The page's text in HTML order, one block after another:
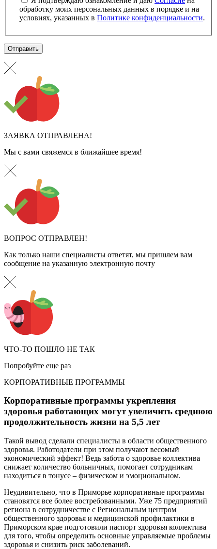
обработку моих персональных данных в порядке и на
условиях, указанных в Политике конфиденциальности.
ЗАЯВКА ОТПРАВЛЕНА!
Мы с вами свяжемся в ближайшее время!
ВОПРОС ОТПРАВЛЕН!
Как только наши специалисты ответят, мы пришлем вам
сообщение на указанную электронную почту
ЧТО-ТО ПОШЛО НЕ ТАК
Попробуйте еще раз
КОРПОРАТИВНЫЕ ПРОГРАММЫ
Корпоративные программы укрепления
здоровья работающих могут увеличить среднюю
продолжительность жизни на 5,5 лет
Такой вывод сделали специалисты в области общественного
здоровья. Работодатели при этом получают весомый
экономический эффект! Ведь забота о здоровье коллектива
снижает количество больничных, помогает сотрудникам
находиться в тонусе – физическом и эмоциональном.
Неудивительно, что в Приморье корпоративные программы
становятся все более востребованными. Уже 75 предприятий
региона в сотрудничестве с Региональным центром
общественного здоровья и медицинской профилактики в
Приморском крае подготовили паспорт здоровья коллектива
для того, чтобы определить основные управляемые проблемы
здоровья и снизить риск заболеваний.